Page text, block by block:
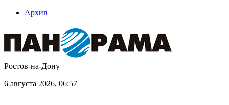
Архив
Ростов-на-Дону
6 августа 2026, 06:57